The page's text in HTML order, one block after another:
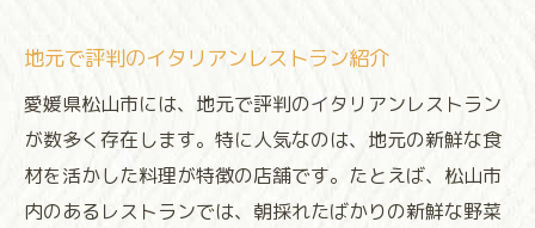
地元で評判のイタリアンレストラン紹介
愛媛県松山市には、地元で評判のイタリアンレストラン
が数多く存在します。特に人気なのは、地元の新鮮な食
材を活かした料理が特徴の店舗です。たとえば、松山市
内のあるレストランでは、朝採れたばかりの新鮮な野菜